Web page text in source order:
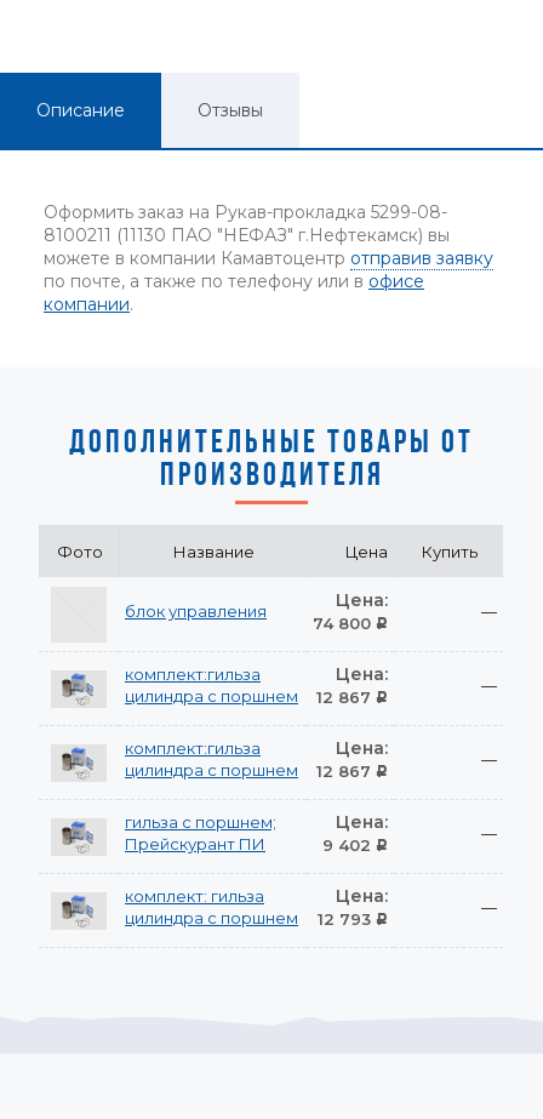
Описание Отзывы
Оформить заказ на Рукав-прокладка 5299-08-
8100211 (11130 ПАО "НЕФАЗ" г.Нефтекамск) вы
можете в компании Камавтоцентр отправив заявку
по почте, а также по телефону или в офисе
компании.
ДОПОЛНИТЕЛЬНЫЕ ТОВАРЫ ОТ
ПРОИЗВОДИТЕЛЯ
Фото Название Цена Купить
блок управления Цена:
74 800 Р
—
комплект:гильза
цилиндра с поршнем
Цена:
12 867 Р
—
комплект:гильза
цилиндра с поршнем
Цена:
12 867 Р
—
гильза с поршнем;
Прейскурант ПИ
Цена:
9 402 Р
—
комплект: гильза
цилиндра с поршнем
Цена:
12 793 Р
—